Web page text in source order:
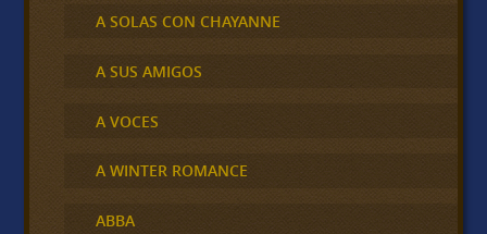
A SOLAS CON CHAYANNE
A SUS AMIGOS
A VOCES
A WINTER ROMANCE
ABBA